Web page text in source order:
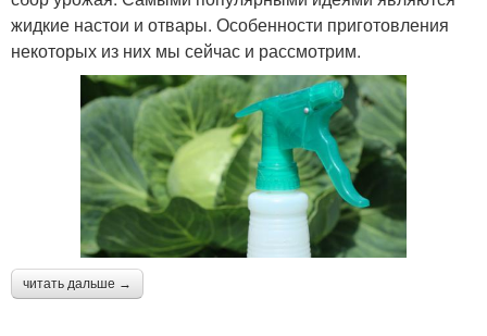
жидкие настои и отвары. Особенности приготовления
некоторых из них мы сейчас и рассмотрим.
читать дальше →